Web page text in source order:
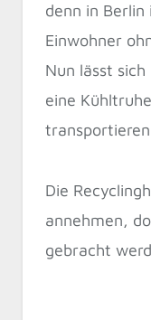
denn in
Einwohner
Nun lässt
eine
Die
annehmen,
gebracht